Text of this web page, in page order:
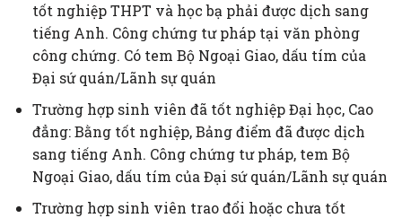
tốt nghiệp THPT và học bạ phải được dịch sang
tiếng Anh. Công chứng tư pháp tại văn phòng
công chứng. Có tem Bộ Ngoại Giao, dấu tím của
Đại sứ quán/Lãnh sự quán
Trường hợp sinh viên đã tốt nghiệp Đại học, Cao
đẳng: Bằng tốt nghiệp, Bảng điểm đã được dịch
sang tiếng Anh. Công chứng tư pháp, tem Bộ
Ngoại Giao, dấu tím của Đại sứ quán/Lãnh sự quán
Trường hợp sinh viên trao đổi hoặc chưa tốt